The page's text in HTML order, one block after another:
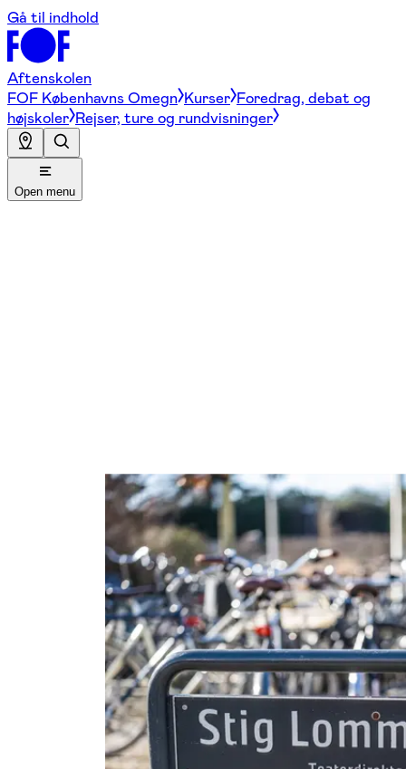
Gå til indhold
Aftenskolen
FOF Københavns Omegn Kurser Foredrag, debat og
højskoler Rejser, ture og rundvisninger
Open menu